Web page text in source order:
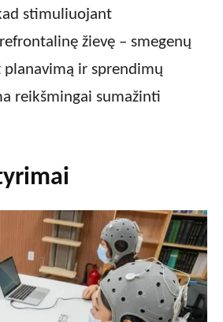
stimuliuojant
žievę – smegenų
planavimą ir sprendimų
reikšmingai sumažinti